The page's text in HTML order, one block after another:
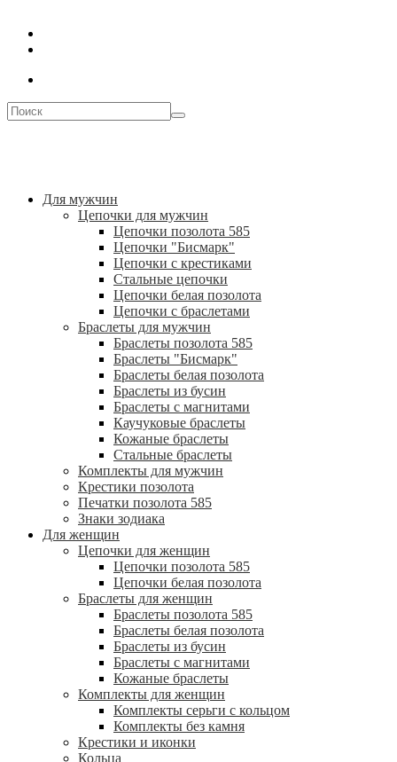
Для мужчин
Цепочки для мужчин
Цепочки позолота 585
Цепочки "Бисмарк"
Цепочки с крестиками
Стальные цепочки
Цепочки белая позолота
Цепочки с браслетами
Браслеты для мужчин
Браслеты позолота 585
Браслеты "Бисмарк"
Браслеты белая позолота
Браслеты из бусин
Браслеты с магнитами
Каучуковые браслеты
Кожаные браслеты
Стальные браслеты
Комплекты для мужчин
Крестики позолота
Печатки позолота 585
Знаки зодиака
Для женщин
Цепочки для женщин
Цепочки позолота 585
Цепочки белая позолота
Браслеты для женщин
Браслеты позолота 585
Браслеты белая позолота
Браслеты из бусин
Браслеты с магнитами
Кожаные браслеты
Комплекты для женщин
Комплекты серьги с кольцом
Комплекты без камня
Крестики и иконки
Кольца